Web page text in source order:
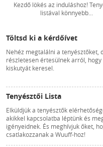
Kezdő lökés az induláshoz!
listával könnyebb...
Töltsd ki a kérdőívet
Nehéz megtalálni a tenyésztőket,
részletesen értesülnek arról,
kiskutyát keresel.
Tenyésztői Lista
Elküldjük a tenyésztők
akikkel kapcsolatba léptünk és
igényeidnek. És meghívjuk őket,
csatlakozzanak a Wuuff-hoz!